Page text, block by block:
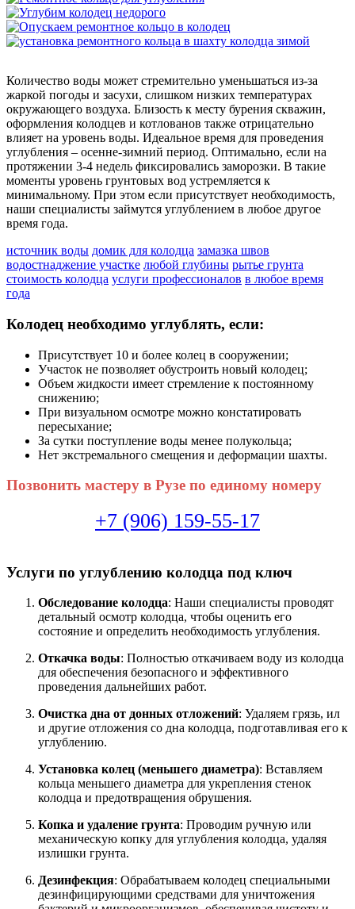
Количество воды может стремительно уменьшаться из-за
жаркой погоды и засухи, слишком низких температурах
окружающего воздуха. Близость к месту бурения скважин,
оформления колодцев и котлованов также отрицательно
влияет на уровень воды. Идеальное время для проведения
углубления – осенне-зимний период. Оптимально, если на
протяжении 3-4 недель фиксировались заморозки. В такие
моменты уровень грунтовых вод устремляется к
минимальному. При этом если присутствует необходимость,
наши специалисты займутся углублением в любое другое
время года.
источник воды домик для колодца замазка швов
водостнаджение участке любой глубины рытье грунта
стоимость колодца услуги профессионалов в любое время
года
Колодец необходимо углублять, если:
Присутствует 10 и более колец в сооружении;
Участок не позволяет обустроить новый колодец;
Объем жидкости имеет стремление к постоянному
снижению;
При визуальном осмотре можно констатировать
пересыхание;
За сутки поступление воды менее полукольца;
Нет экстремального смещения и деформации шахты.
Позвонить мастеру в Рузе по единому номеру
+7 (906) 159-55-17
Услуги по углублению колодца под ключ
Обследование колодца: Наши специалисты проводят
детальный осмотр колодца, чтобы оценить его
состояние и определить необходимость углубления.
Откачка воды: Полностью откачиваем воду из колодца
для обеспечения безопасного и эффективного
проведения дальнейших работ.
Очистка дна от донных отложений: Удаляем грязь, ил
и другие отложения со дна колодца, подготавливая его к
углублению.
Установка колец (меньшего диаметра): Вставляем
кольца меньшего диаметра для укрепления стенок
колодца и предотвращения обрушения.
Копка и удаление грунта: Проводим ручную или
механическую копку для углубления колодца, удаляя
излишки грунта.
Дезинфекция: Обрабатываем колодец специальными
дезинфицирующими средствами для уничтожения